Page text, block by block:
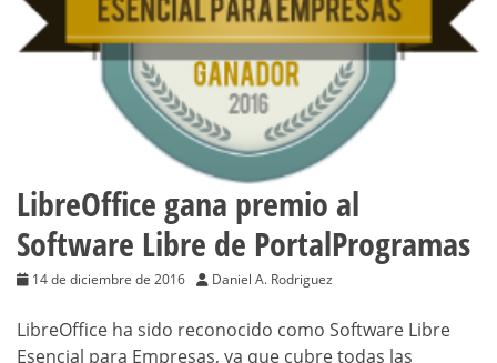
LibreOffice gana premio al
Software Libre de PortalProgramas
14 de diciembre de 2016 Daniel A. Rodriguez
LibreOffice ha sido reconocido como Software Libre
Esencial para Empresas, ya que cubre todas las